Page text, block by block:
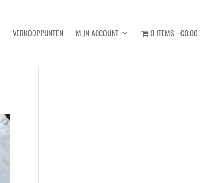
VERKOOPPUNTEN MIJN ACCOUNT 0 ITEMS €0.00